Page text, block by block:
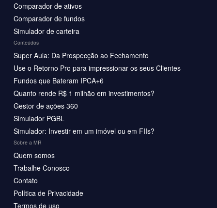
Comparador de ativos
Comparador de fundos
Simulador de carteira
Conteúdos
Super Aula: Da Prospecção ao Fechamento
Use o Retorno Pro para impressionar os seus Clientes
Fundos que Bateram IPCA+6
Quanto rende R$ 1 milhão em investimentos?
Gestor de ações 360
Simulador PGBL
Simulador: Investir em um imóvel ou em FIIs?
Sobre a MR
Quem somos
Trabalhe Conosco
Contato
Política de Privacidade
Termos de uso